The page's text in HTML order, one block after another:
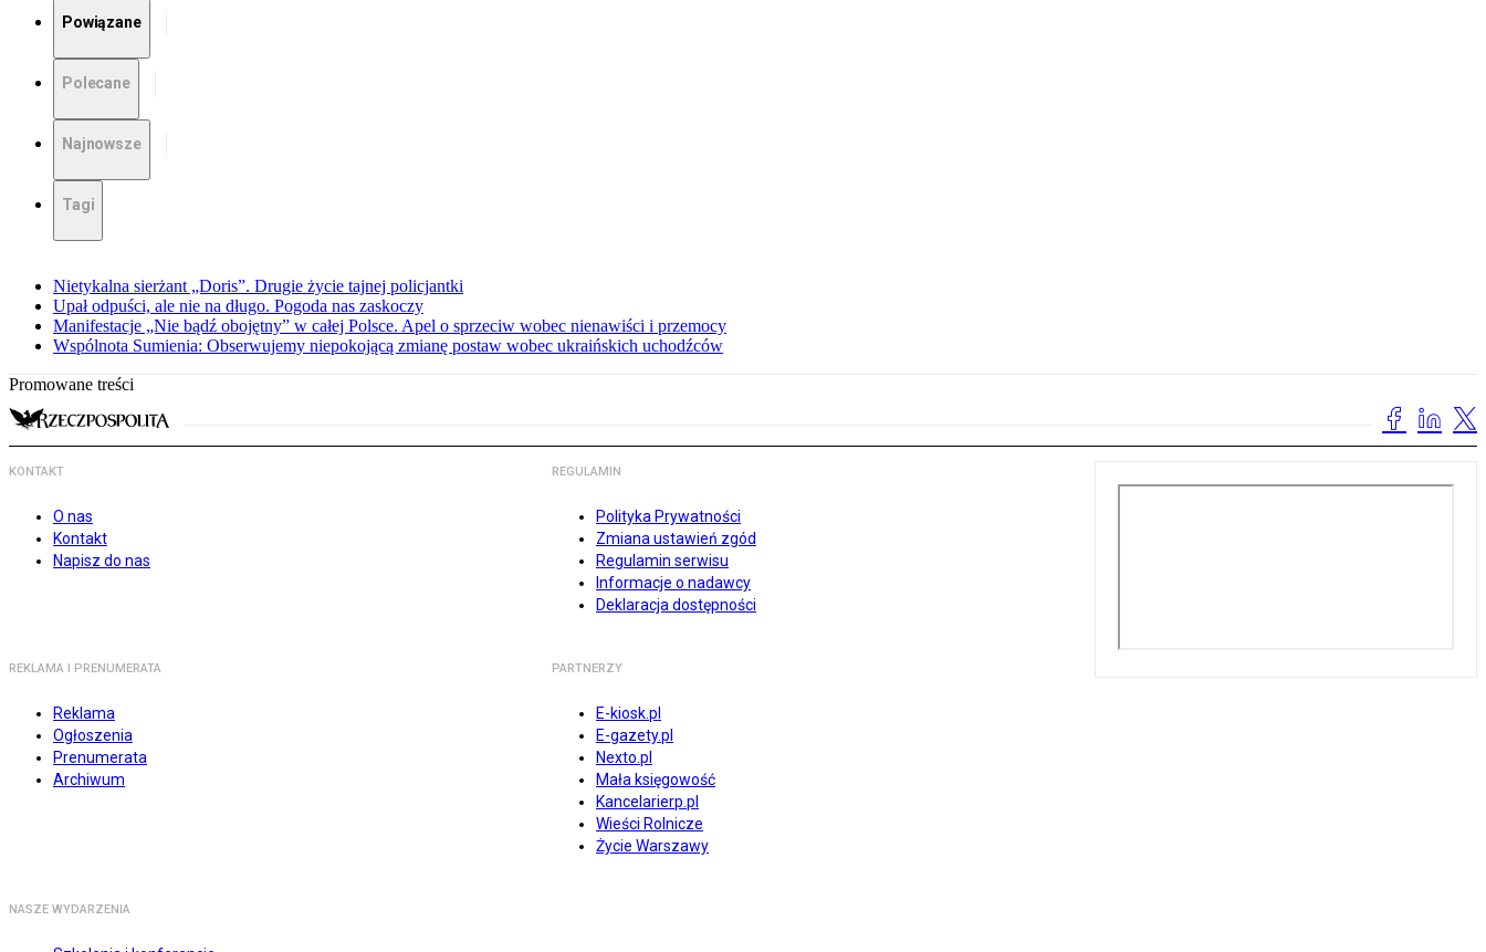
Powiązane
Polecane
Najnowsze
Tagi
Nietykalna sierżant „Doris”. Drugie życie tajnej policjantki
Upał odpuści, ale nie na długo. Pogoda nas zaskoczy
Manifestacje „Nie bądź obojętny” w całej Polsce. Apel o sprzeciw wobec nienawiści i przemocy
Wspólnota Sumienia: Obserwujemy niepokojącą zmianę postaw wobec ukraińskich uchodźców
Promowane treści
KONTAKT
O nas
Kontakt
Napisz do nas
REGULAMIN
Polityka Prywatności
Zmiana ustawień zgód
Regulamin serwisu
Informacje o nadawcy
Deklaracja dostępności
REKLAMA I PRENUMERATA
Reklama
Ogłoszenia
Prenumerata
Archiwum
PARTNERZY
E-kiosk.pl
E-gazety.pl
Nexto.pl
Mała księgowość
Kancelarierp.pl
Wieści Rolnicze
Życie Warszawy
NASZE WYDARZENIA